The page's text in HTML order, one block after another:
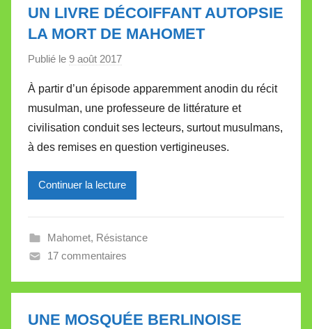
l
e
UN LIVRE DÉCOIFFANT AUTOPSIE
LA MORT DE MAHOMET
Publié le 9 août 2017
r
M
i
r
i
l
e
V
l
l
À partir d’un épisode apparemment anodin du récit
musulman, une professeure de littérature et
civilisation conduit ses lecteurs, surtout musulmans,
à des remises en question vertigineuses.
Continuer la lecture
Mahomet, Résistance
17 commentaires
UNE MOSQUÉE BERLINOISE